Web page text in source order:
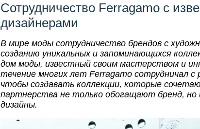
Сотрудничество Ferragamo с
дизайнерами
В мире моды сотрудничество брендов с
созданию уникальных и запоминающихся
дом моды, известный своим мастерством и
течение многих лет Ferragamo сотрудничал
чтобы создавать коллекции, которые
партнерства не только обогащают бренд, но
дизайны.